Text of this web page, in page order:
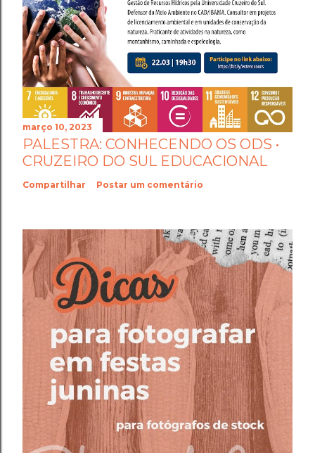
março 10, 2023
PALESTRA: CONHECENDO OS ODS •
CRUZEIRO DO SUL EDUCACIONAL
Compartilhar Postar um comentário